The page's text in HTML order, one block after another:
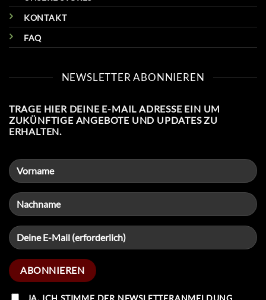
KONTAKT
FAQ
NEWSLETTER ABONNIEREN
TRAGE HIER DEINE E-MAIL ADRESSE EIN UM
ZUKÜNFTIGE ANGEBOTE UND UPDATES ZU
ERHALTEN.
JA, ICH STIMME DER NEWSLETTERANMELDUNG